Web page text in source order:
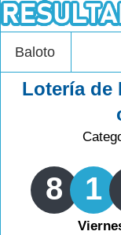
Baloto
Lotería de
8 1